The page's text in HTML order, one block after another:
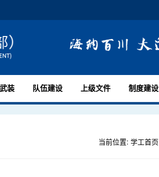
装 队伍建设 上级文件 制度建设
当前位置: 学工首页